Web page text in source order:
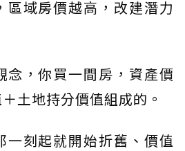
區域房價越高，改建潛力
念，你買一間房，資產價
土地持分價值組成的。
一刻起就開始折舊、價值